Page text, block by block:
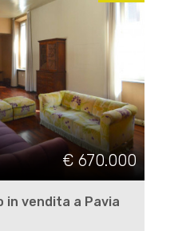
€ 670.000
in vendita a Pavia